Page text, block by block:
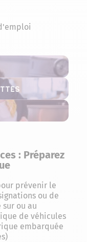
: Préparez
prévenir le
ou de
ou au
de véhicules
embarquée